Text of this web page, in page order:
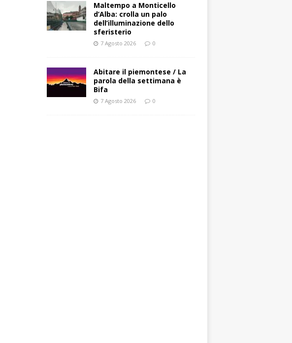
Maltempo a Monticello
d’Alba: crolla un palo
dell’illuminazione dello
sferisterio
7 Agosto 2026 0
Abitare il piemontese / La
parola della settimana è
Bifa
7 Agosto 2026 0